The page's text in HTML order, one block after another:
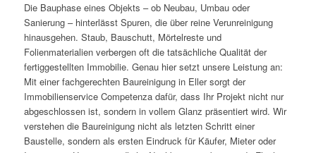
Die Bauphase eines Objekts – ob Neubau, Umbau oder
Sanierung – hinterlässt Spuren, die über reine Verunreinigung
hinausgehen. Staub, Bauschutt, Mörtelreste und
Folienmaterialien verbergen oft die tatsächliche Qualität der
fertiggestellten Immobilie. Genau hier setzt unsere Leistung an:
Mit einer fachgerechten Baureinigung in Eller sorgt der
Immobilienservice Competenza dafür, dass Ihr Projekt nicht nur
abgeschlossen ist, sondern in vollem Glanz präsentiert wird. Wir
verstehen die Baureinigung nicht als letzten Schritt einer
Baustelle, sondern als ersten Eindruck für Käufer, Mieter oder